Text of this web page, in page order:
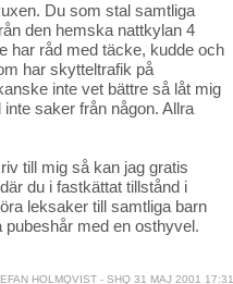
Du som stal samtliga
den hemska nattkylan 4
har råd med täcke, kudde och
har skytteltrafik på
inte vet bättre så låt mig
saker från någon. Allra
till mig så kan jag gratis
du i fastkättat tillstånd i
leksaker till samtliga barn
med en osthyvel.
HOLMQVIST - SHQ 31 MAJ 2001 17:31